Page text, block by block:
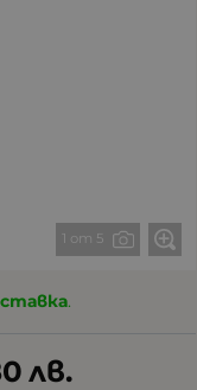
1 от 5
.
лв.